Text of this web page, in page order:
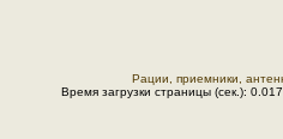
Рации, приемники,
Время загрузки страницы (сек.):